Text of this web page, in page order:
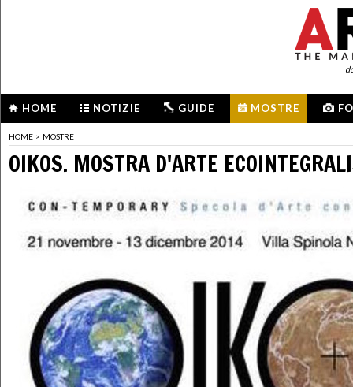
HOME NOTIZIE GUIDE MOSTRE
HOME > MOSTRE
OIKOS. MOSTRA D'ARTE